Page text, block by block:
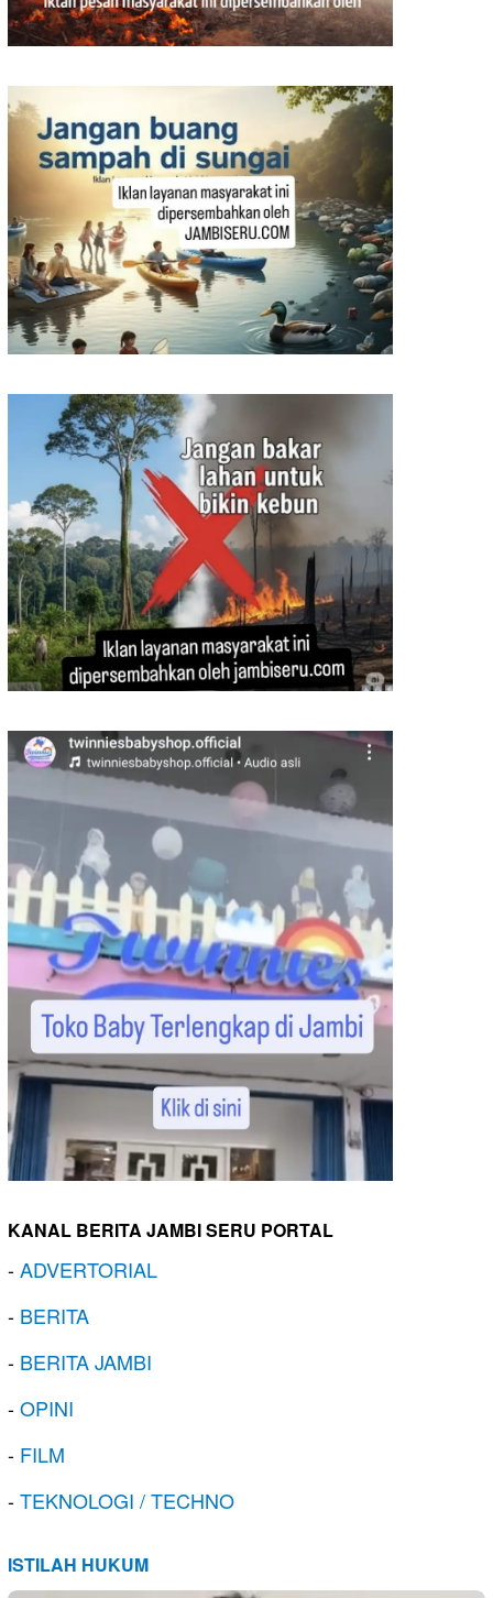
KANAL BERITA JAMBI SERU PORTAL
-ADVERTORIAL
- BERITA
- BERITA JAMBI
-OPINI
- FILM
-TEKNOLOGI / TECHNO
ISTILAH HUKUM